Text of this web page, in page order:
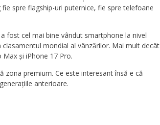
spre flagship-uri puternice, fie spre telefoane
fost cel mai bine vândut smartphone la nivel
mondial al vânzărilor. Mai mult decât
și iPhone 17 Pro.
zona premium. Ce este interesant însă e că
anterioare.